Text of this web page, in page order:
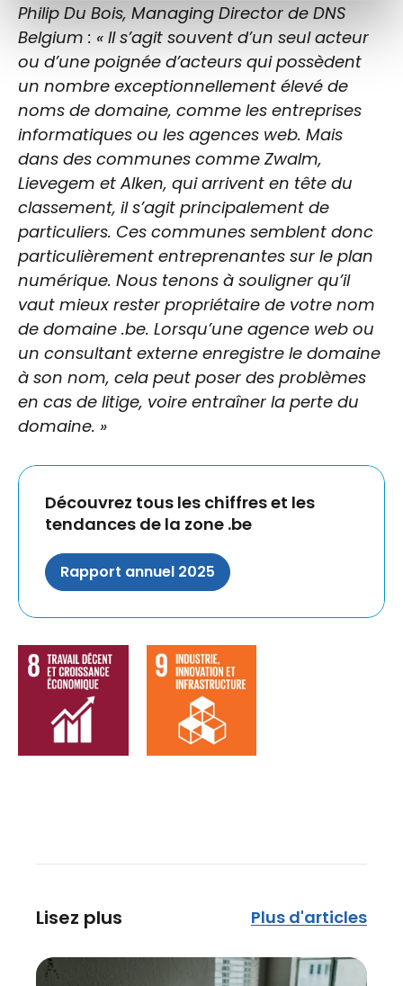
Philip Du Bois, Managing Director de DNS
Belgium : « Il s’agit souvent d’un seul acteur
ou d’une poignée d’acteurs qui possèdent
un nombre exceptionnellement élevé de
noms de domaine, comme les entreprises
informatiques ou les agences web. Mais
dans des communes comme Zwalm,
Lievegem et Alken, qui arrivent en tête du
classement, il s’agit principalement de
particuliers. Ces communes semblent donc
particulièrement entreprenantes sur le plan
numérique. Nous tenons à souligner qu’il
vaut mieux rester propriétaire de votre nom
de domaine .be. Lorsqu’une agence web ou
un consultant externe enregistre le domaine
à son nom, cela peut poser des problèmes
en cas de litige, voire entraîner la perte du
domaine. »
Découvrez tous les chiffres et les
tendances de la zone .be
Rapport annuel 2025
Lisez plus Plus d'articles